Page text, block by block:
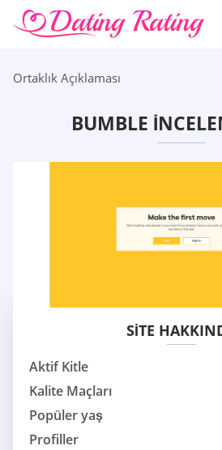
Ortaklık Açıklaması
BUMBLE
SITE
Aktif Kitle
Kalite Maçları
Popüler yaş
Profiller